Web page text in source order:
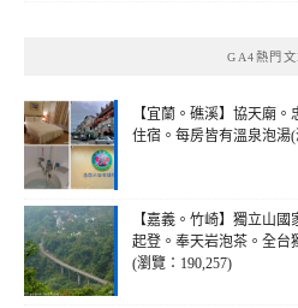
GA4熱門文
【宜蘭。礁溪】協天廟
住宿。每房皆有溫泉泡湯(
【嘉義。竹崎】獨立山
起登。奉天岩泡茶。全台
(瀏覽：190,257)